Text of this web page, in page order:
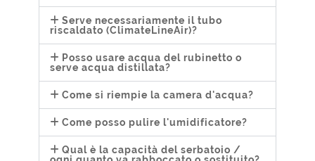
Serve necessariamente il tubo
riscaldato (ClimateLineAir)?
Posso usare acqua del rubinetto o
serve acqua distillata?
Come si riempie la camera d'acqua?
Come posso pulire l'umidificatore?
Qual è la capacità del serbatoio /